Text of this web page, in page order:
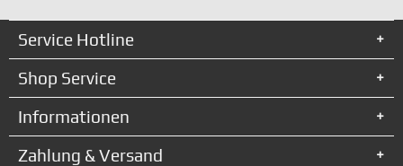
Service Hotline
Shop Service
Informationen
Zahlung & Versand